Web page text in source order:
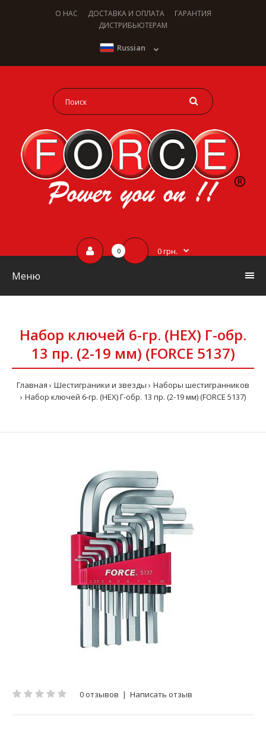
О НАС ДОСТАВКА И ОПЛАТА
ГАРАНТИЯ
ДИСТРИБЬЮТЕРАМ
Russian
0 0 грн.
Меню
Набор ключей 6-гр. (HEX) Г-обр.
13 пр. (2-19 мм) (FORCE 5137)
Главная Шестиграники и звезды
Наборы шестигранников
Набор ключей 6-гр. (HEX) Г-обр. 13 пр. (2-19 мм) (FORCE 5137)
0 отзывов | Написать отзыв